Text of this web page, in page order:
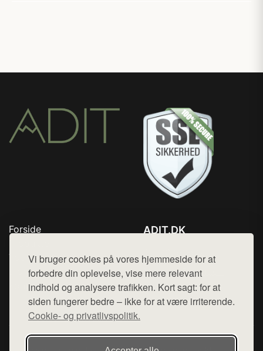
Vi bruger cookies på vores hjemmeside for at
forbedre din oplevelse, vise mere relevant
indhold og analysere trafikken. Kort sagt: for at
siden fungerer bedre – ikke for at være irriterende.
Cookie- og privatlivspolitik.
Forside
Top Rabatter
Blog
Kontakt
ADIT.DK
Mail: hej@want.dk
Cookie- og privatlivspolitik